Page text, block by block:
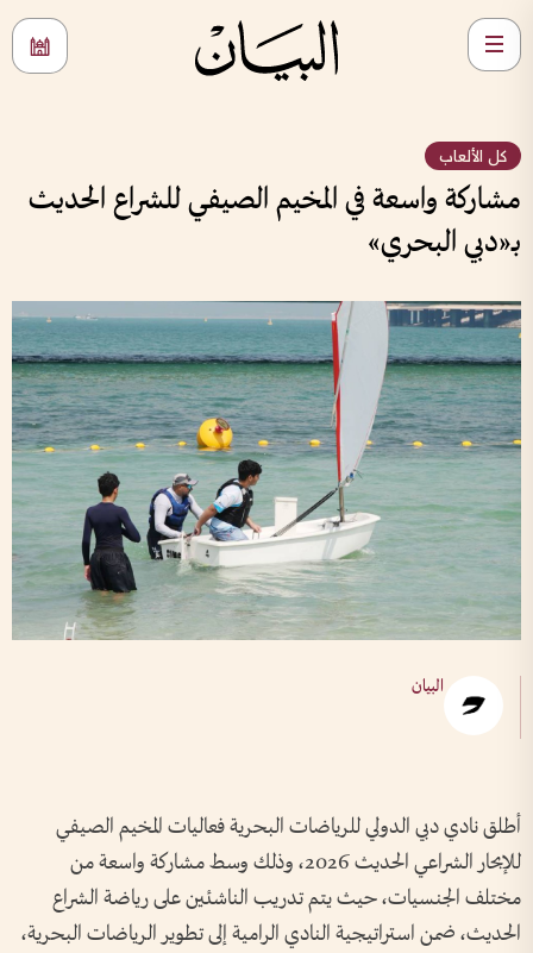
كل الألعاب
مشاركة واسعة في المخيم الصيفي للشراع الحديث
بـ«دبي البحري»
البيان
أطلق نادي دبي الدولي للرياضات البحرية فعاليات المخيم الصيفي
للإبحار الشراعي الحديث 2026، وذلك وسط مشاركة واسعة من
مختلف الجنسيات، حيث يتم تدريب الناشئين على رياضة الشراع
الحديث، ضمن استراتيجية النادي الرامية إلى تطوير الرياضات البحرية،